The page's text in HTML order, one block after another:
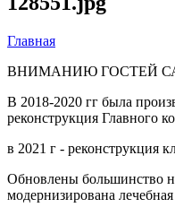
Вы здесь
Главная
ВНИМАНИЮ ГОСТЕЙ
В 2018-2020 гг была
реконструкция Главного
в 2021 г - реконструкция
Обновлены большинство
модернизирована лечебная